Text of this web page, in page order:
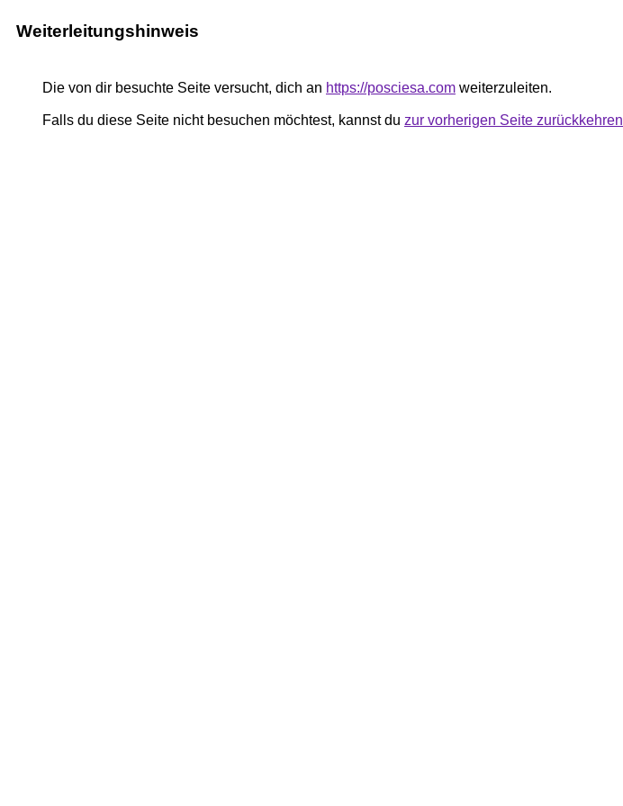
Weiterleitungshinweis
Die von dir besuchte Seite versucht, dich an https://posciesa.com weiterzuleiten.
Falls du diese Seite nicht besuchen möchtest, kannst du zur vorherigen Seite zurückkehren